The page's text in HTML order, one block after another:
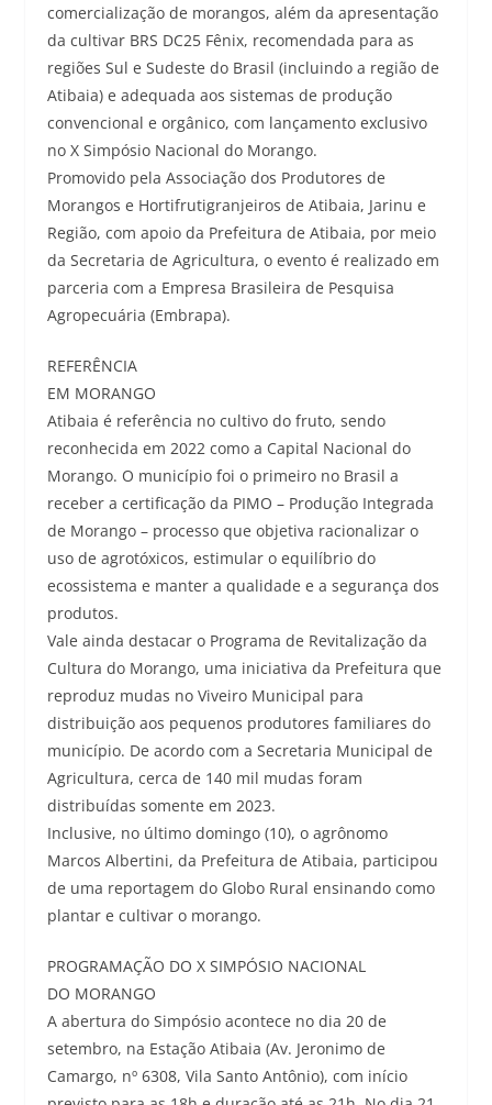
comercialização de morangos, além da apresentação
da cultivar BRS DC25 Fênix, recomendada para as
regiões Sul e Sudeste do Brasil (incluindo a região de
Atibaia) e adequada aos sistemas de produção
convencional e orgânico, com lançamento exclusivo
no X Simpósio Nacional do Morango.
Promovido pela Associação dos Produtores de
Morangos e Hortifrutigranjeiros de Atibaia, Jarinu e
Região, com apoio da Prefeitura de Atibaia, por meio
da Secretaria de Agricultura, o evento é realizado em
parceria com a Empresa Brasileira de Pesquisa
Agropecuária (Embrapa).
REFERÊNCIA
EM MORANGO
Atibaia é referência no cultivo do fruto, sendo
reconhecida em 2022 como a Capital Nacional do
Morango. O município foi o primeiro no Brasil a
receber a certificação da PIMO – Produção Integrada
de Morango – processo que objetiva racionalizar o
uso de agrotóxicos, estimular o equilíbrio do
ecossistema e manter a qualidade e a segurança dos
produtos.
Vale ainda destacar o Programa de Revitalização da
Cultura do Morango, uma iniciativa da Prefeitura que
reproduz mudas no Viveiro Municipal para
distribuição aos pequenos produtores familiares do
município. De acordo com a Secretaria Municipal de
Agricultura, cerca de 140 mil mudas foram
distribuídas somente em 2023.
Inclusive, no último domingo (10), o agrônomo
Marcos Albertini, da Prefeitura de Atibaia, participou
de uma reportagem do Globo Rural ensinando como
plantar e cultivar o morango.
PROGRAMAÇÃO DO X SIMPÓSIO NACIONAL
DO MORANGO
A abertura do Simpósio acontece no dia 20 de
setembro, na Estação Atibaia (Av. Jeronimo de
Camargo, nº 6308, Vila Santo Antônio), com início